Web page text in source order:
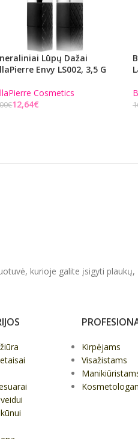
Lūpų Dažai
Envy LS002, 3,5 G
Cosmetics
€12,64€
kurioje galite įsigyti plaukų,
Kirpėjams
Visažistams